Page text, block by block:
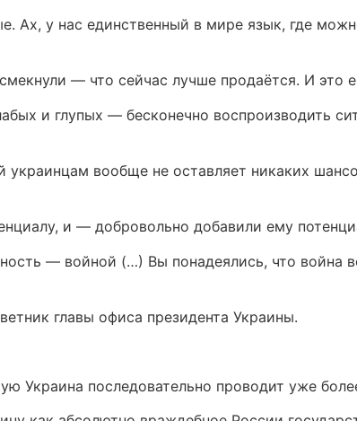
у нас единственный в мире язык, где
— что сейчас лучше продаётся. И это
и глупых — бесконечно воспроизводить
вообще не оставляет никаких
и — добровольно добавили ему
— войной (…) Вы понадеялись, что война
главы офиса президента Украины.
Украина последовательно проводит уже